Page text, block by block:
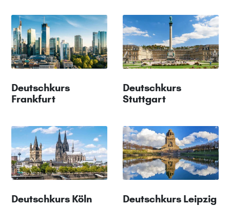
Deutschkurs
Frankfurt
Deutschkurs
Stuttgart
Deutschkurs Köln Deutschkurs Leipzig